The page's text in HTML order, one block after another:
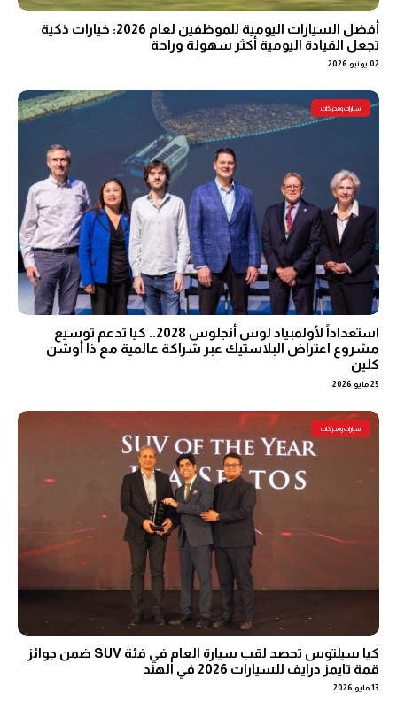
أفضل السيارات اليومية للموظفين لعام 2026: خيارات ذكية
تجعل القيادة اليومية أكثر سهولة وراحة
02 يونيو 2026
سيارات ومحركات
استعداداً لأولمبياد لوس أنجلوس 2028.. كيا تدعم توسيع
مشروع اعتراض البلاستيك عبر شراكة عالمية مع ذا أوشن
كلين
25 مايو 2026
سيارات ومحركات
كيا سيلتوس تحصد لقب سيارة العام في فئة SUV ضمن جوائز
قمة تايمز درايف للسيارات 2026 في الهند
13 مايو 2026